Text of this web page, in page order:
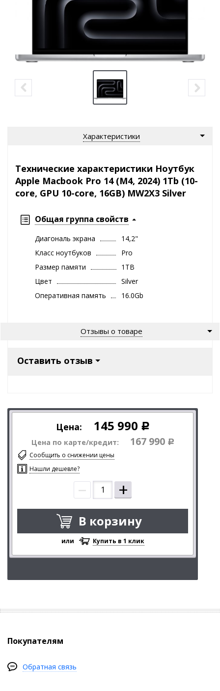
Характеристики
Технические характеристики Ноутбук
Apple Macbook Pro 14 (M4, 2024) 1Tb (10-
core, GPU 10-core, 16GB) MW2X3 Silver
Общая группа свойств
Диагональ экрана
14,2"
Класс ноутбуков
Pro
Размер памяти
1TB
Цвет
Silver
Оперативная память
16.0Gb
Отзывы о товаре
Оставить отзыв
Цена: 145 990 Р
Цена по карте/кредит: 167 990 Р
Сообщить о снижении цены
Нашли дешевле?
– +
В корзину
или Купить в 1 клик
Покупателям
Обратная связь